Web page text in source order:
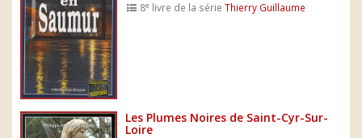
8e livre de la sérieThierry Guillaume
Les Plumes Noires de Saint-Cyr-Sur-
Loire